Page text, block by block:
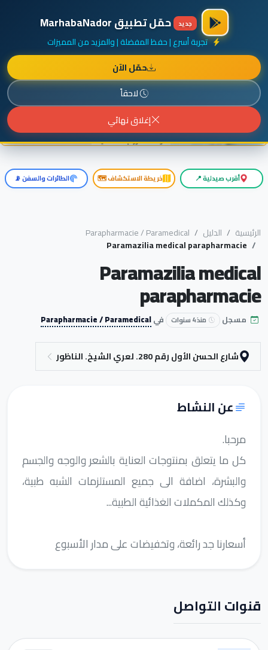
أضف نشاطك مجاناً
جديد حمّل تطبيق MarhabaNador
تجربة أسرع | حفظ المفضلة | والمزيد من المميزات
حمّل الآن
لاحقاً
إغلاق نهائي
إعلان ممول المزيد حول هذا الإعلان
أقرب صيدلية 📍 خريطة الاستكشاف 🗺️ الطائرات والسفن 📡
الرئيسية الدليل
Parapharmacie / Paramedical
Paramazilia medical parapharmacie
Paramazilia medical
parapharmacie
مسجل منذ 4 سنوات فيParapharmacie / Paramedical
شارع الحسن الأول رقم 280. لعري الشيخ. الناظور
عن النشاط
مرحبا.
كل ما يتعلق بمنتوجات العناية بالشعر والوجه والجسم
والبشرة، اضافة الى جميع المستلزمات الشبه طبية،
وكذلك المكملات الغذائية الطبية...
أسعارنا جد رائعة، وتخفيضات على مدار الأسبوع
قنوات التواصل